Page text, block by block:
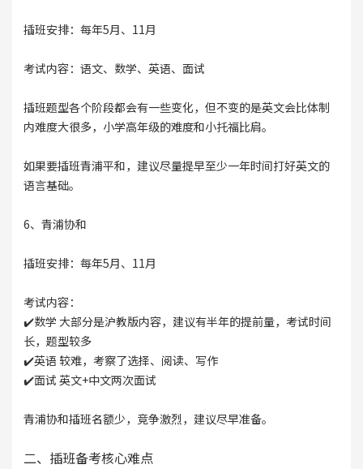
插班安排：每年5月、11月
考试内容：语文、数学、英语、面试
插班题型各个阶段都会有一些变化，但不变的是英文会比体制
内难度大很多，小学高年级的难度和小托福比肩。
如果要插班青浦平和，建议尽量提早至少一年时间打好英文的
语言基础。
6、青浦协和
插班安排：每年5月、11月
考试内容：
✔️数学 大部分是沪教版内容，建议有半年的提前量，考试时间
长，题型较多
✔️英语 较难，考察了选择、阅读、写作
✔️面试 英文+中文两次面试
青浦协和插班名额少，竞争激烈，建议尽早准备。
二、插班备考核心难点